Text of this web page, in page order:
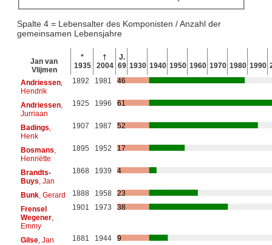
Spalte 4 = Lebensalter des Komponisten / Anzahl der
gemeinsamen Lebensjahre
Jan van
Vlijmen
*
1935
†
2004
J.
69 1930 1940 1950 1960 1970 1980 1990
Andriessen,
Hendrik
1892 1981 46
Andriessen,
Jurriaan
1925 1996 61
Badings
Henk
1907 1987 52
Bosmans
Henriëtte
1895 1952 17
Brandts-
Buys , Jan
1868 1939 4
Bunk, Gerard 1888 1958
23
Frensel
Wegener,
Emmy
1901 1973 38
Gilse, Jan 1881 1944
9